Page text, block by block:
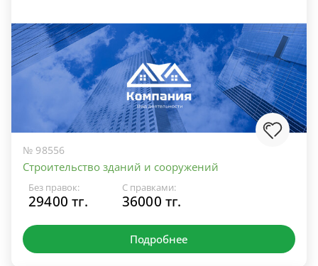
№ 98556
Строительство зданий и сооружений
Без правок:
29400 тг.
С правками:
36000 тг.
Подробнее